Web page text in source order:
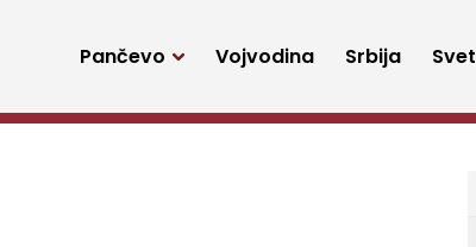
Pančevo Vojvodina Srbija Svet